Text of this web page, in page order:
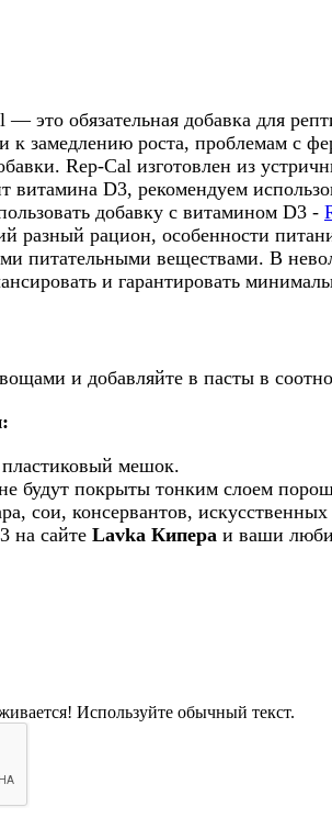
— это обязательная добавка для
к замедлению роста, проблемам с
Rep-Cal изготовлен из
витамина D3, рекомендуем
добавку с витамином D3 -
разный рацион, особенности
питательными веществами. В
и гарантировать
и добавляйте в пасты в
мешок.
будут покрыты тонким слоем
сои, консервантов,
на сайте Lavka Кипера и ваши
Используйте обычный текст.